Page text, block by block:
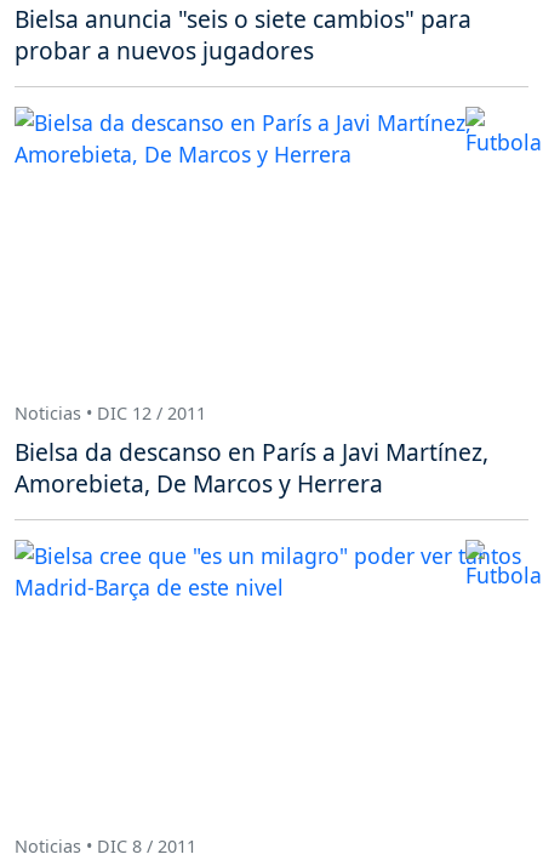
Bielsa anuncia "seis o siete cambios" para
probar a nuevos jugadores
Noticias • DIC 12 / 2011
Bielsa da descanso en París a Javi Martínez,
Amorebieta, De Marcos y Herrera
Noticias • DIC 8 / 2011